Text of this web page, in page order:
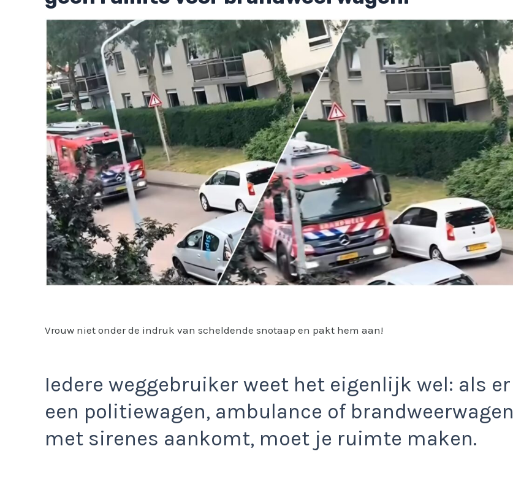
Vrouw niet onder de indruk van scheldende snotaap en pakt hem aan!
Iedere weggebruiker weet het eigenlijk wel: als er
een politiewagen, ambulance of brandweerwagen
met sirenes aankomt, moet je ruimte maken.